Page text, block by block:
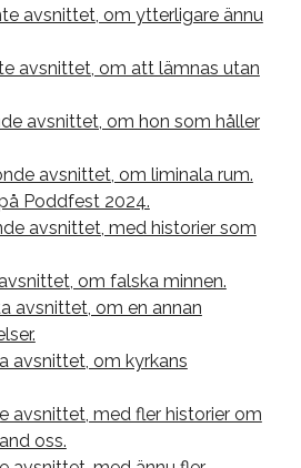
avsnittet, om ytterligare ännu
avsnittet, om att lämnas utan
avsnittet, om hon som håller
avsnittet, om liminala rum.
Poddfest 2024.
avsnittet, med historier som
om falska minnen.
avsnittet, om en annan
avsnittet, om kyrkans
avsnittet, med fler historier om
oss.